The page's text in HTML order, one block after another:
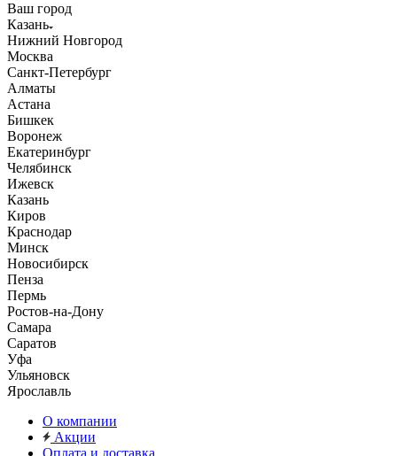
Ваш город
Казань
Нижний Новгород
Москва
Санкт-Петербург
Алматы
Астана
Бишкек
Воронеж
Екатеринбург
Челябинск
Ижевск
Казань
Киров
Краснодар
Минск
Новосибирск
Пенза
Пермь
Ростов-на-Дону
Самара
Саратов
Уфа
Ульяновск
Ярославль
О компании
Акции
Оплата и доставка